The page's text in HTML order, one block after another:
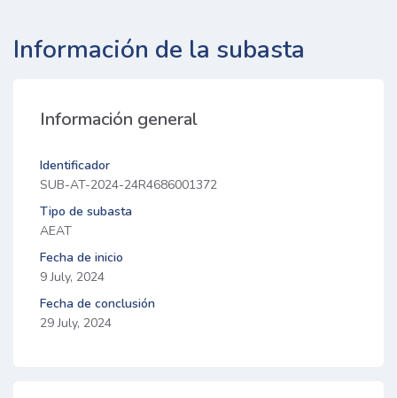
Información de la subasta
Información general
Identificador
SUB-AT-2024-24R4686001372
Tipo de subasta
AEAT
Fecha de inicio
9 July, 2024
Fecha de conclusión
29 July, 2024